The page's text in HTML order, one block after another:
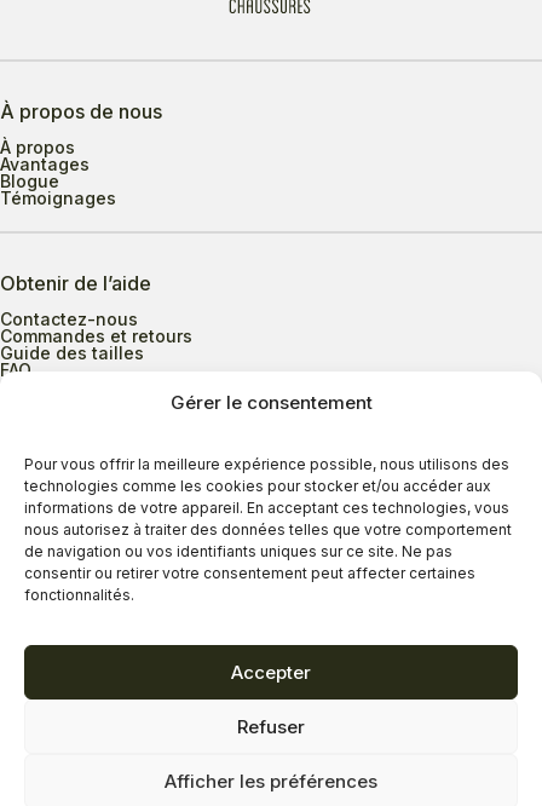
Gérer le consentement
Pour vous offrir la meilleure expérience possible, nous utilisons des
technologies comme les cookies pour stocker et/ou accéder aux
informations de votre appareil. En acceptant ces technologies, vous
nous autorisez à traiter des données telles que votre comportement
de navigation ou vos identifiants uniques sur ce site. Ne pas
consentir ou retirer votre consentement peut affecter certaines
fonctionnalités.
Accepter
Refuser
Afficher les préférences
À propos de nous
À propos
Avantages
Blogue
Témoignages
Obtenir de l’aide
Contactez-nous
Commandes et retours
Guide des tailles
FAQ
Heures d’ouverture
Lundi au mercredi
9h00 à 17h30
Jeudi
9h00 à 20h00
Vendredi
9h00 à 18h00
Dimanche
11h00 à 16h30
Termes et conditions